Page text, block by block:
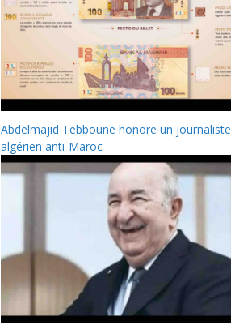
Abdelmajid Tebboune honore un journaliste
algérien anti-Maroc